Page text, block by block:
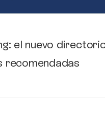
el nuevo
recomendadas